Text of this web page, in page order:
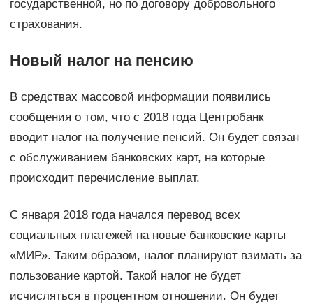
государственной, но по договору добровольного
страхования.
Новый налог на пенсию
В средствах массовой информации появились
сообщения о том, что с 2018 года Центробанк
вводит налог на получение пенсий. Он будет связан
с обслуживанием банковских карт, на которые
происходит перечисление выплат.
С января 2018 года начался перевод всех
социальных платежей на новые банковские карты
«МИР». Таким образом, налог планируют взимать за
пользование картой. Такой налог не будет
исчисляться в процентном отношении. Он будет